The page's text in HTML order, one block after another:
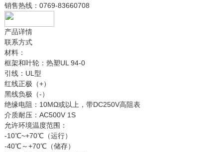
销售热线： 0769-83660708
产品详情
联系方式
材料：
框架和叶轮：热塑UL 94-0
引线：UL型
红线正极（+）
黑线负极（-）
绝缘电阻：10MΩ或以上，带DC250V高阻表
介质耐压：AC500V 1S
允许环境温度范围：
-10℃~+70℃（运行）
-40℃～+70℃（储存）